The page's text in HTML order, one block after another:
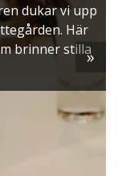
dukar vi upp
Här
stilla
»